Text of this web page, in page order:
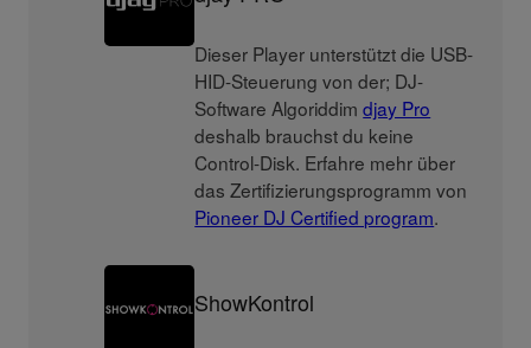
Dieser Player unterstützt die USB-
HID-Steuerung von der; DJ-
Software Algoriddimdjay Pro
deshalb brauchst du keine
Control-Disk. Erfahre mehr über
das Zertifizierungsprogramm von
Pioneer DJ Certified program.
ShowKontrol